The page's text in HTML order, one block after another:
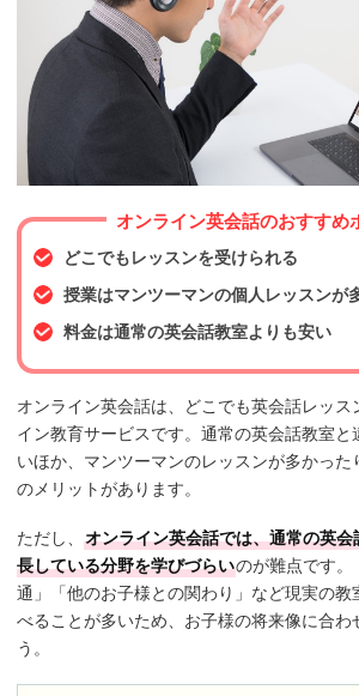
オンライン英会話のおすすめ
どこでもレッスンを受けられる
授業はマンツーマンの個人レッスンが
料金は通常の英会話教室よりも安い
オンライン英会話は、どこでも英会話レッス
イン教育サービスです。通常の英会話教室
いほか、マンツーマンのレッスンが多かっ
のメリットがあります。
ただし、 オンライン英会話では、通常の英
長している分野を学びづらいのが難点です。
通」「他のお子様との関わり」など現実の教
べることが多いため、お子様の将来像に合わ
う。